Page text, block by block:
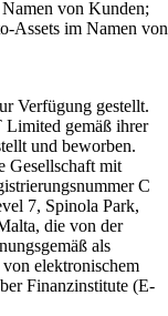
von Kunden;
Assets im Namen von
Verfügung gestellt.
gemäß ihrer
und beworben.
Gesellschaft mit
C
7, Spinola Park,
die von der
als
elektronischem
Finanzinstitute (E-